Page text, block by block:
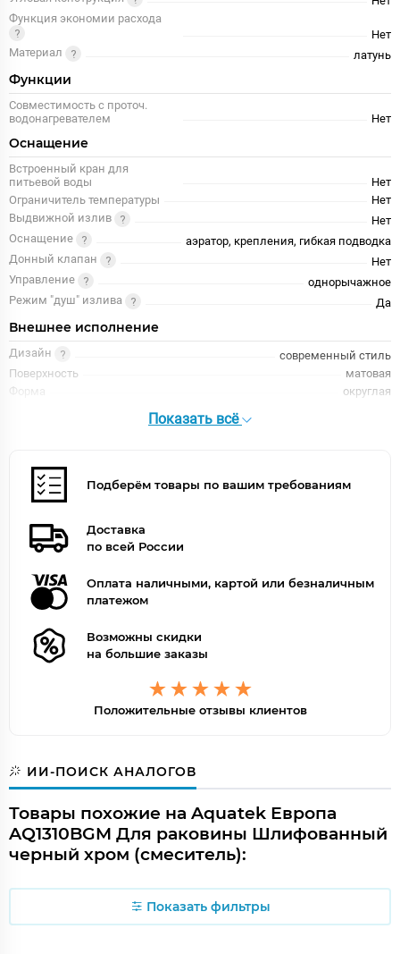
Функция экономии расхода
Нет
Материал
латунь
Функции
Совместимость с проточ.
водонагревателем
Нет
Оснащение
Встроенный кран для
питьевой воды
Нет
Ограничитель температуры
Нет
Выдвижной излив
Нет
Оснащение
аэратор, крепления, гибкая подводка
Донный клапан
Нет
Управление
однорычажное
Режим "душ" излива
Да
Внешнее исполнение
Дизайн
современный стиль
Поверхность
матовая
Форма
округлая
Показать всё
Подберём товары по вашим требованиям
Доставка
по всей России
Оплата наличными, картой или безналичным
платежом
Возможны скидки
на большие заказы
Положительные отзывы клиентов
ИИ-ПОИСК АНАЛОГОВ
Товары похожие на Aquatek Европа
AQ1310BGM Для раковины Шлифованный
черный хром (смеситель):
Показать фильтры